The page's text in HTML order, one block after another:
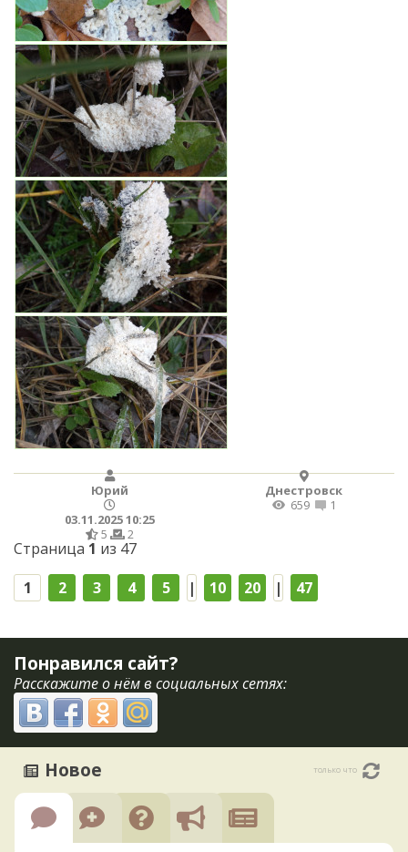
Юрий
Днестровск
03.11.2025 10:25
659
1
5
2
Страница 1 из 47
1
2 3 4 5 | 10 20 | 47
Понравился сайт?
Расскажите о нём в социальных сетях:
Новое только что